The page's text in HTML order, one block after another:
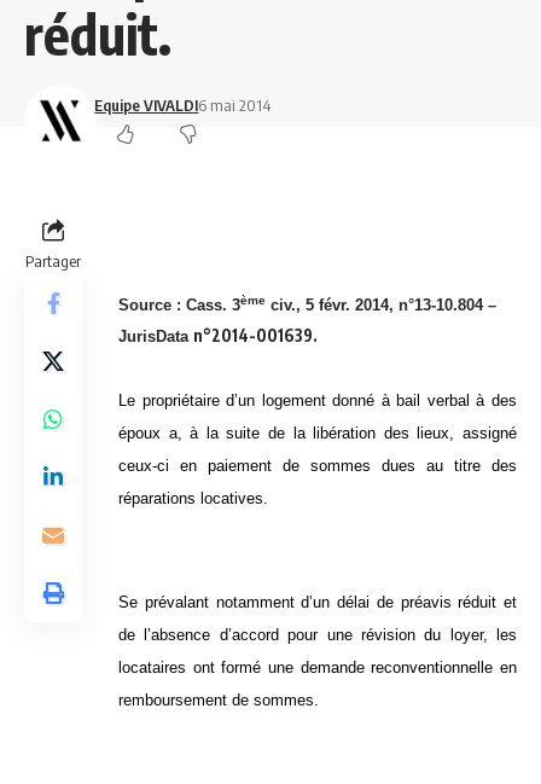
réduit.
Equipe VIVALDI6 mai 2014
Partager
Source : Cass. 3ème civ., 5 févr. 2014, n°13-10.804 –
JurisData n°2014-001639.
Le propriétaire d’un logement donné à bail verbal à des
époux a, à la suite de la libération des lieux, assigné
ceux-ci en paiement de sommes dues au titre des
réparations locatives.
Se prévalant notamment d’un délai de préavis réduit et
de l’absence d’accord pour une révision du loyer, les
locataires ont formé une demande reconventionnelle en
remboursement de sommes.